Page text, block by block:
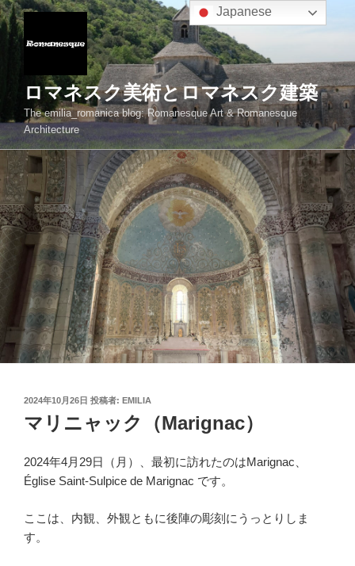
コ
ン
ス
キ
ッ
プ
ロマネスク美術とロマネスク建築
The emilia_romanica blog: Romanesque Art & Romanesque
Architecture
投
日:
2024年10月26日 投稿者: EMILIA
マリニャック（Marignac）
2024年4月29日（月）、最初に訪れたのはMarignac、
Église Saint-Sulpice de Marignac です。
ここは、内観、外観ともに後陣の彫刻にうっとりしま
す。
Japanese